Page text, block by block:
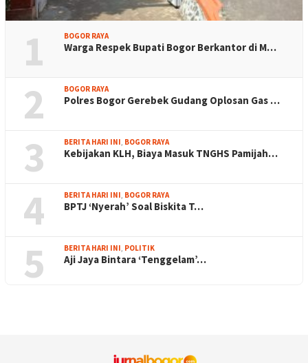
1 BOGOR RAYA
Warga Respek Bupati Bogor Berkantor di M…
2 BOGOR RAYA
Polres Bogor Gerebek Gudang Oplosan Gas …
3 BERITA HARI INI, BOGOR RAYA
Kebijakan KLH, Biaya Masuk TNGHS Pamijah…
4 BERITA HARI INI, BOGOR RAYA
BPTJ ‘Nyerah’ Soal Biskita T…
5 BERITA HARI INI, POLITIK
Aji Jaya Bintara ‘Tenggelam’…